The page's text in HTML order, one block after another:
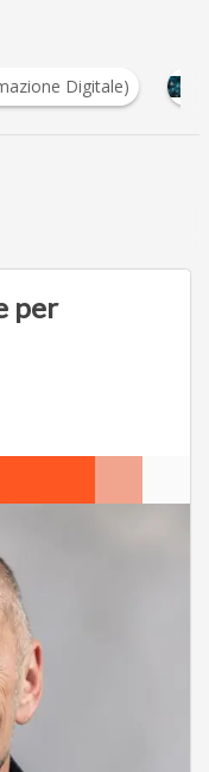
Intelligenza
per